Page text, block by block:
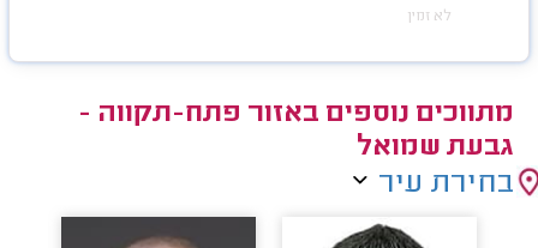
לא זמין
מתווכים נוספים באזור פתח-תקווה -
גבעת שמואל
בחירת עיר